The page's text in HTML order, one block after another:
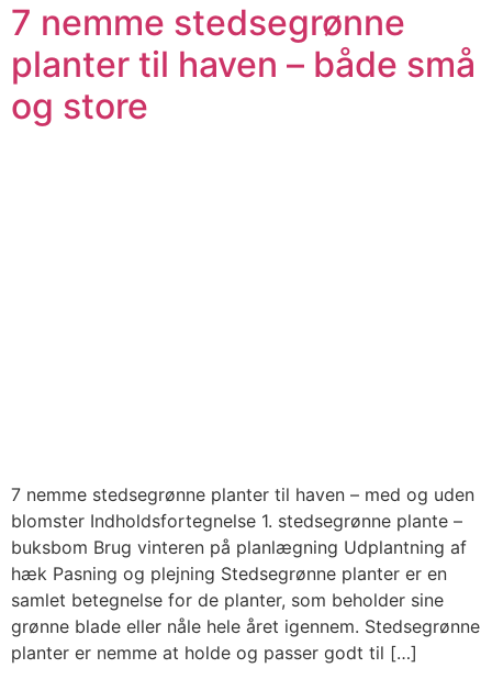
7 nemme stedsegrønne
planter til haven – både små
og store
7 nemme stedsegrønne planter til haven – med og uden
blomster Indholdsfortegnelse 1. stedsegrønne plante –
buksbom Brug vinteren på planlægning Udplantning af
hæk Pasning og plejning Stedsegrønne planter er en
samlet betegnelse for de planter, som beholder sine
grønne blade eller nåle hele året igennem. Stedsegrønne
planter er nemme at holde og passer godt til […]